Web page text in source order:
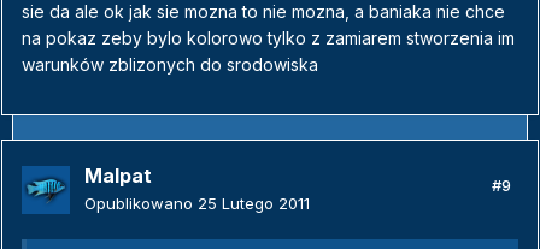
sie da ale ok jak sie mozna to nie mozna, a baniaka nie chce
na pokaz zeby bylo kolorowo tylko z zamiarem stworzenia im
warunków zblizonych do srodowiska
Malpat
Opublikowano 25 Lutego 2011
#9